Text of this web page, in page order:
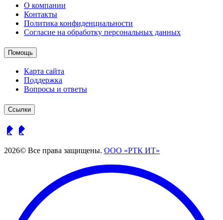
О компании
Контакты
Политика конфиденциальности
Согласие на обработку персональных данных
Помощь
Карта сайта
Поддержка
Вопросы и ответы
Ссылки
2026© Все права защищены. ООО «РТК ИТ»